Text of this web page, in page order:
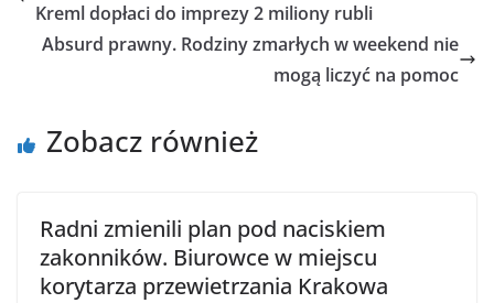
Kreml dopłaci do imprezy 2 miliony rubli
Absurd prawny. Rodziny zmarłych w weekend nie
mogą liczyć na pomoc
Zobacz również
Radni zmienili plan pod naciskiem
zakonników. Biurowce w miejscu
korytarza przewietrzania Krakowa